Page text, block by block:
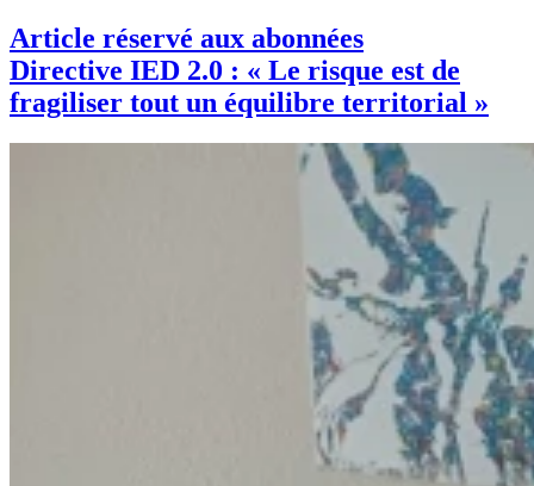
Article réservé aux abonnées
Directive IED 2.0 : « Le risque est de
fragiliser tout un équilibre territorial »